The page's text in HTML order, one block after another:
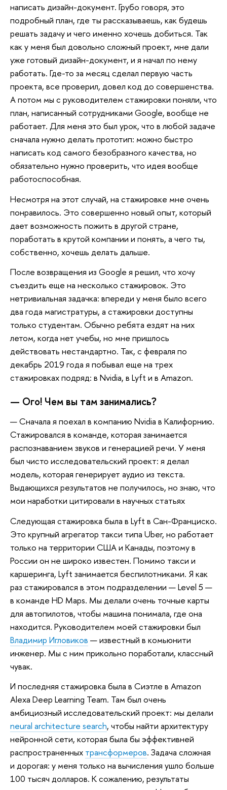
написать дизайн-документ. Грубо говоря, это
подробный план, где ты рассказываешь, как будешь
решать задачу и чего именно хочешь добиться. Так
как у меня был довольно сложный проект, мне дали
уже готовый дизайн-документ, и я начал по нему
работать. Где-то за месяц сделал первую часть
проекта, все проверил, довел код до совершенства.
А потом мы с руководителем стажировки поняли, что
план, написанный сотрудниками Google, вообще не
работает. Для меня это был урок, что в любой задаче
сначала нужно делать прототип: можно быстро
написать код самого безобразного качества, но
обязательно нужно проверить, что идея вообще
работоспособная.
Несмотря на этот случай, на стажировке мне очень
понравилось. Это совершенно новый опыт, который
дает возможность пожить в другой стране,
поработать в крутой компании и понять, а чего ты,
собственно, хочешь делать дальше.
После возвращения из Google я решил, что хочу
съездить еще на несколько стажировок. Это
нетривиальная задачка: впереди у меня было всего
два года магистратуры, а стажировки доступны
только студентам. Обычно ребята ездят на них
летом, когда нет учебы, но мне пришлось
действовать нестандартно. Так, с февраля по
декабрь 2019 года я побывал еще на трех
стажировках подряд: в Nvidia, в Lyft и в Amazon.
— Ого! Чем вы там занимались?
— Сначала я поехал в компанию Nvidia в Калифорнию.
Стажировался в команде, которая занимается
распознаванием звуков и генерацией речи. У меня
был чисто исследовательский проект: я делал
модель, которая генерирует аудио из текста.
Выдающихся результатов не получилось, но знаю, что
мои наработки цитировали в научных статьях
Следующая стажировка была в Lyft в Сан-Франциско.
Это крупный агрегатор такси типа Uber, но работает
только на территории США и Канады, поэтому в
России он не широко известен. Помимо такси и
каршеринга, Lyft занимается беспилотниками. Я как
раз стажировался в этом подразделении — Level 5 —
в команде HD Maps. Мы делали очень точные карты
для автопилотов, чтобы машина понимала, где она
находится. Руководителем моей стажировки был
Владимир Игловиков — известный в комьюнити
инженер. Мы с ним прикольно поработали, классный
чувак.
И последняя стажировка была в Сиэтле в Amazon
Alexa Deep Learning Team. Там был очень
амбициозный исследовательский проект: мы делали
neural architecture search, чтобы найти архитектуру
нейронной сети, которая была бы эффективней
распространенных трансформеров. Задача сложная
и дорогая: у меня только на вычисления ушло больше
100 тысяч долларов. К сожалению, результаты